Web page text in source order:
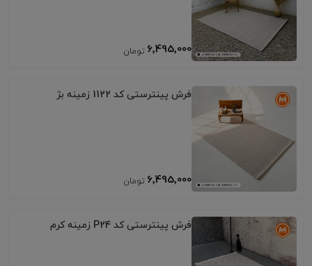
6٬495٬000
فرش پینترستی کد 1122 زمینه بژ
6٬495٬000
فرش پینترستی کد P24 زمینه کرم